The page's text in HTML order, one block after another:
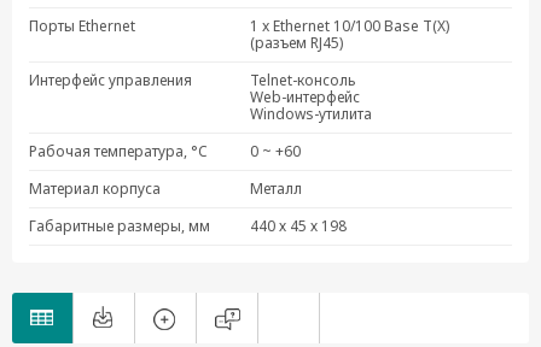
NPort 5650-8-T
NPort 5650-8-HV-T
Порты Ethernet
1 x Ethernet 10/100 Base T(X)
(разъем RJ45)
Интерфейс управления
Telnet-консоль
Web-интерфейс
Windows-утилита
Рабочая температура, °C
0 ~ +60
Материал корпуса
Металл
Габаритные размеры, мм
440 х 45 х 198